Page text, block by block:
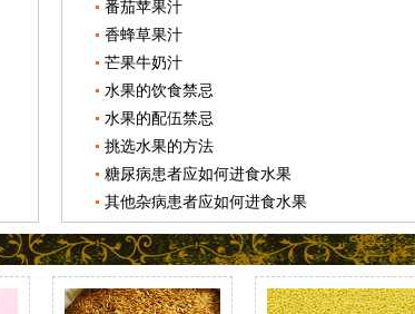
番茄苹果汁
香蜂草果汁
芒果牛奶汁
水果的饮食禁忌
水果的配伍禁忌
挑选水果的方法
糖尿病患者应如何进食水果
其他杂病患者应如何进食水果